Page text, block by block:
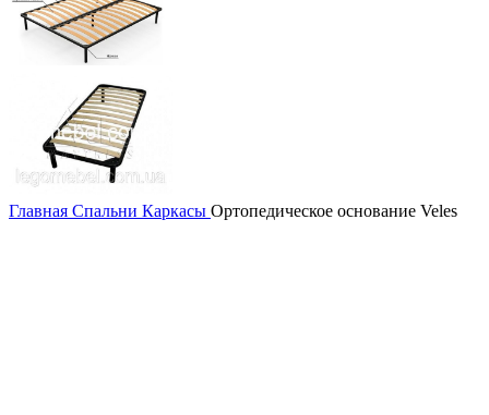
Главная Спальни Каркасы Ортопедическое основание Veles